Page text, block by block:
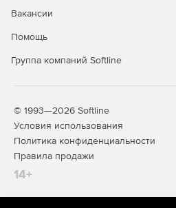
Вакансии
Помощь
Группа компаний Softline
© 1993—2026 Softline
Условия использования
Политика конфиденциальности
Правила продажи
14+